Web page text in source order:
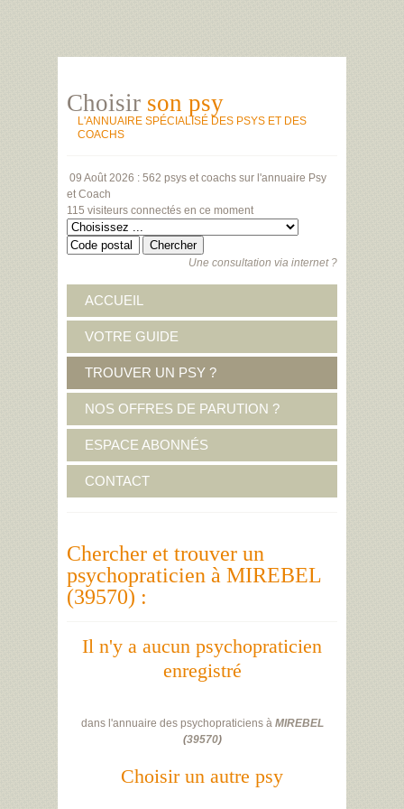
Choisir son psy
L'ANNUAIRE SPÉCIALISÉ DES PSYS ET DES
COACHS
09 Août 2026 : 562 psys et coachs sur l'annuaire Psy
et Coach
115 visiteurs connectés en ce moment
Une consultation via internet ?
ACCUEIL
VOTRE GUIDE
TROUVER UN PSY ?
NOS OFFRES DE PARUTION ?
ESPACE ABONNÉS
CONTACT
Chercher et trouver un
psychopraticien à MIREBEL
(39570) :
Il n'y a aucun psychopraticien
enregistré
dans l'annuaire des psychopraticiens à MIREBEL
(39570)
Choisir un autre psy